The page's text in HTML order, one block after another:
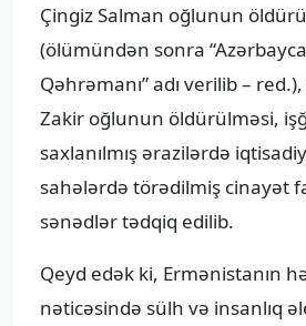
Çingiz Salman oğlunun
(ölümündən sonra
Qəhrəmanı” adı verilib –
Zakir oğlunun öldürülməsi,
saxlanılmış ərazilərdə
sahələrdə törədilmiş cinayət
sənədlər tədqiq edilib.
Qeyd edək ki, Ermənistanın
nəticəsində sülh və insanlıq